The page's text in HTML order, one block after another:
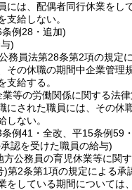
には、配偶者同行休業をし
支給しない。
例28・追加)
)
務員法第28条第2項の規定
その休職の期間中企業管理
支給する。
等の労働関係に関する法
にされた職員には、その休
しない。
例41・全改、平15条例59
認を受けた職員の給与)
方公務員の育児休業等に関
)第2条第1項の規定による承
をしている期間については